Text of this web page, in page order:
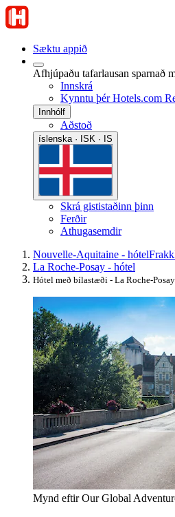
Sæktu appið
Afhjúpaðu tafarlausan sparnað
Innskrá
Kynntu þér Hotels.com
Innhólf
Aðstoð
íslenska · ISK · IS
Skrá gististaðinn þinn
Ferðir
Athugasemdir
Nouvelle-Aquitaine - hótel
La Roche-Posay - hótel
Hótel með bílastæði - La Roche-Posay
Mynd eftir Our Global